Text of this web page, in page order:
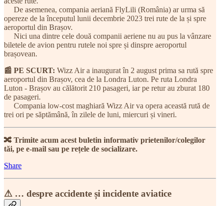
De asemenea, compania aeriană FlyLili (România) ar urma să
opereze de la începutul lunii decembrie 2023 trei rute de la și spre
aeroportul din Brașov.
Nici una dintre cele două companii aeriene nu au pus la vânzare
biletele de avion pentru rutele noi spre și dinspre aeroportul
brașovean.
📰 PE SCURT: Wizz Air a inaugurat în 2 august prima sa rută spre
aeroportul din Brașov, cea de la Londra Luton. Pe ruta Londra
Luton - Brașov au călătorit 210 pasageri, iar pe retur au zburat 180
de pasageri.
Compania low-cost maghiară Wizz Air va opera această rută de
trei ori pe săptămână, în zilele de luni, miercuri și vineri.
🔀 Trimite acum acest buletin informativ prietenilor/colegilor
tăi, pe e-mail sau pe rețele de socializare.
Share
⚠ … despre accidente și incidente aviatice